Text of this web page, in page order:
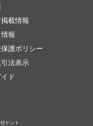
載情報
報
護ポリシー
法表示
ド
ケント